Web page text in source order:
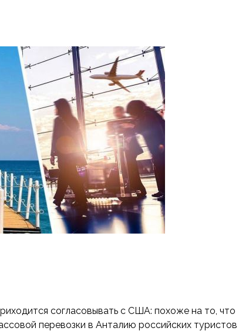
согласовывать с США: похоже на то, что
перевозки в Анталию российских туристов